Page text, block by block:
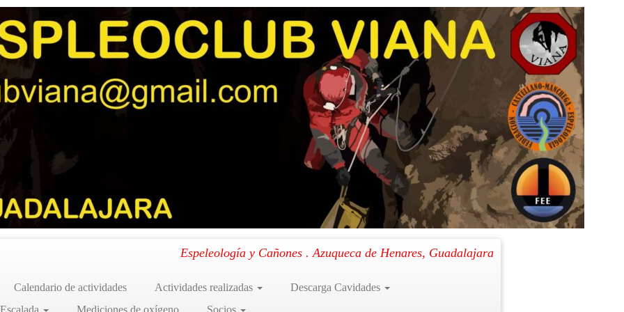
Espeleología y Cañones . Azuqueca de Henares, Guadalajara
Calendario de actividades Actividades realizadas
Descarga Cavidades
Mediciones de oxígeno Socios
05 – 2015)
Siguiente →